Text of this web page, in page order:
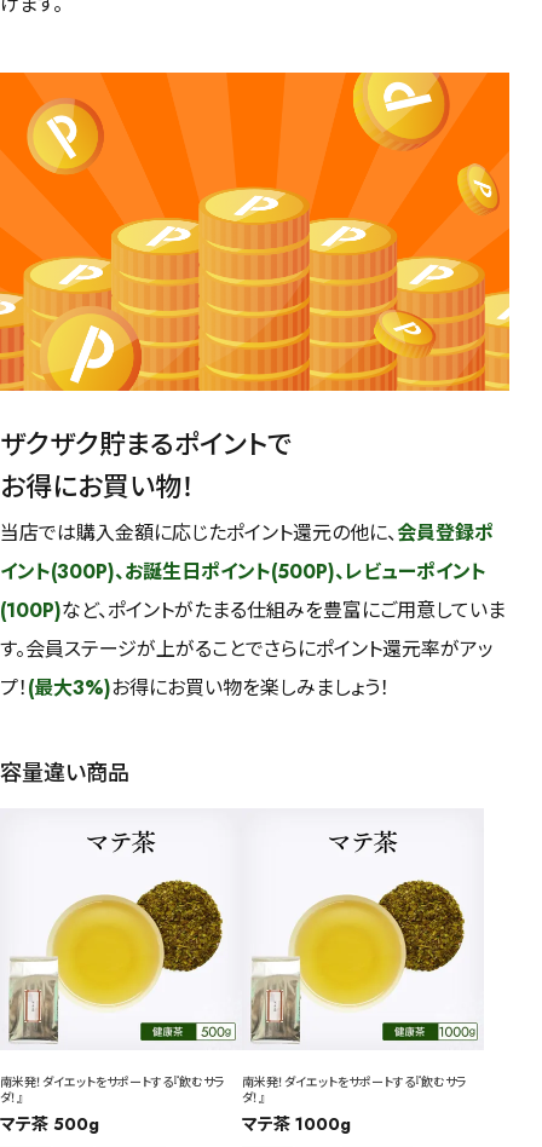
ザクザク貯まるポイントで
お得にお買い物！
当店では購入金額に応じたポイント還元の他に、会員登録ポ
イント(300P)、お誕生日ポイント(500P)、レビューポイント
(100P)など、ポイントがたまる仕組みを豊富にご用意していま
す。会員ステージが上がることでさらにポイント還元率がアッ
プ！(最大3%)お得にお買い物を楽しみましょう！
容量違い商品
南米発！ダイエットをサポートする『飲むサラ
ダ！』
マテ茶 500g
南米発！ダイエットをサポートする『飲むサラ
ダ！』
マテ茶 1000g